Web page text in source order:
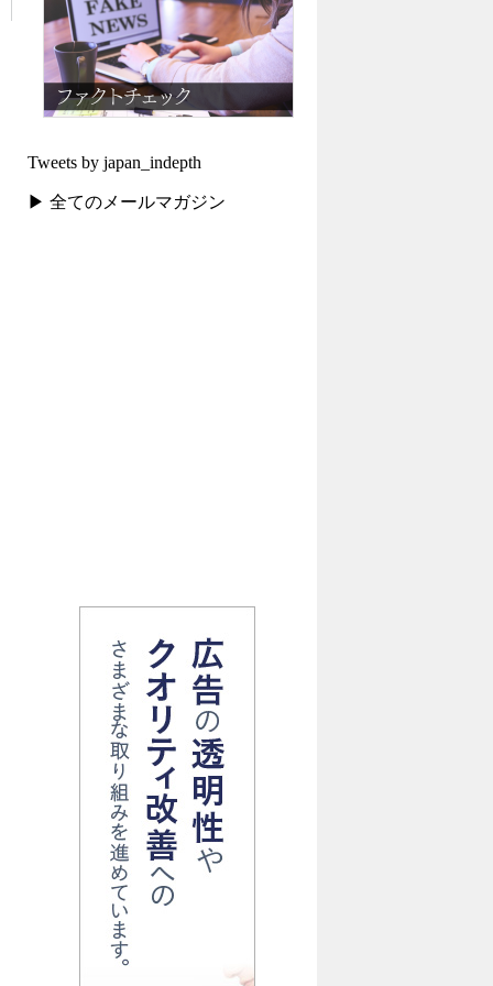
Tweets by japan_indepth
▶ 全てのメールマガジン